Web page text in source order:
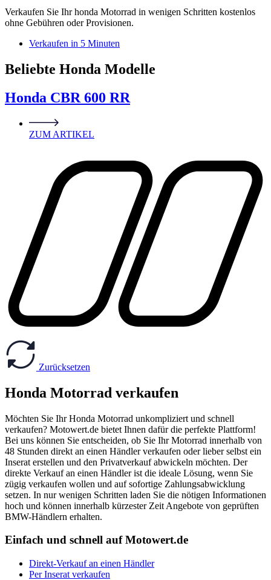
Verkaufen Sie Ihr honda Motorrad in wenigen Schritten kostenlos
ohne Gebühren oder Provisionen.
Verkaufen in 5 Minuten
Beliebte Honda Modelle
Honda CBR 600 RR
ZUM ARTIKEL
Zurücksetzen
Honda Motorrad verkaufen
Möchten Sie Ihr Honda Motorrad unkompliziert und schnell
verkaufen? Motowert.de bietet Ihnen dafür die perfekte Plattform!
Bei uns können Sie entscheiden, ob Sie Ihr Motorrad innerhalb von
48 Stunden direkt an einen Händler verkaufen oder lieber selbst ein
Inserat erstellen und den Privatverkauf abwickeln möchten. Der
direkte Verkauf an einen Händler ist die ideale Lösung, wenn Sie
zügig verkaufen wollen und auf sofortige Zahlungsabwicklung
setzen. In nur wenigen Schritten laden Sie die nötigen Informationen
hoch und können innerhalb kürzester Zeit Angebote von geprüften
BMW-Händlern erhalten.
Einfach und schnell auf Motowert.de
Direkt-Verkauf an einen Händler
Per Inserat verkaufen